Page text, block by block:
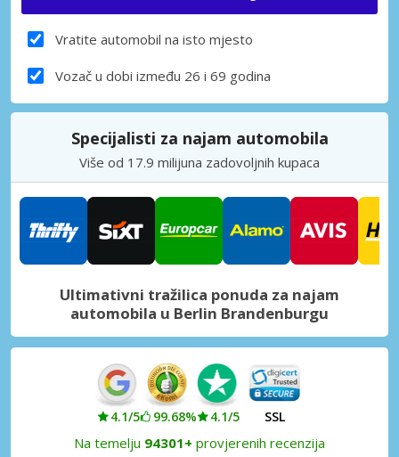
Vratite automobil na isto mjesto
Vozač u dobi između 26 i 69 godina
Specijalisti za najam automobila
Više od 17.9 milijuna zadovoljnih kupaca
Ultimativni tražilica ponuda za najam
automobila u Berlin Brandenburgu
4.1/5 99.68% 4.1/5 SSL
Na temelju 94301+ provjerenih recenzija